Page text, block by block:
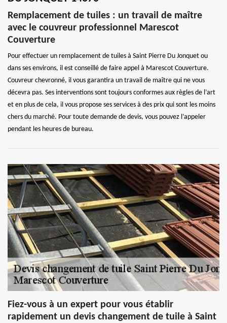
Remplacement de tuiles : un travail de maître
avec le couvreur professionnel Marescot
Couverture
Pour effectuer un remplacement de tuiles à Saint Pierre Du Jonquet ou
dans ses environs, il est conseillé de faire appel à Marescot Couverture.
Couvreur chevronné, il vous garantira un travail de maître qui ne vous
décevra pas. Ses interventions sont toujours conformes aux règles de l’art
et en plus de cela, il vous propose ses services à des prix qui sont les moins
chers du marché. Pour toute demande de devis, vous pouvez l’appeler
pendant les heures de bureau.
Fiez-vous à un expert pour vous établir
rapidement un devis changement de tuile à Saint